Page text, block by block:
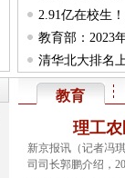
2.91亿在校生
教育部：2023
清华北大排名
教育
理工
新京报讯（记者冯
司司长郭鹏介绍，